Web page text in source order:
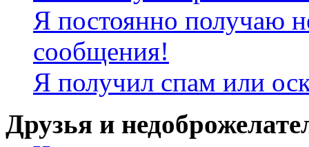
Я постоянно получаю
сообщения!
Я получил спам или
Друзья и